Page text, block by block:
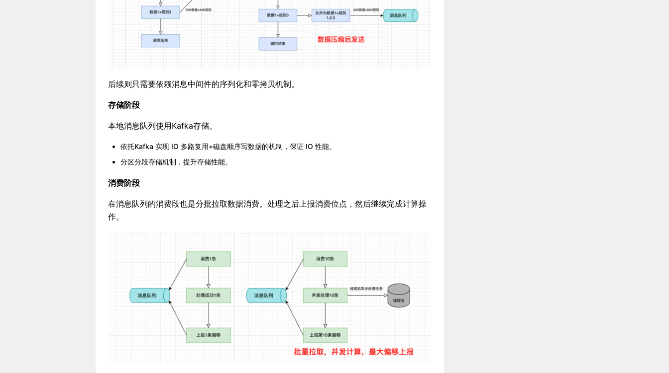
后续则只需要依赖消息中间件的序列化和零拷贝机制。
存储阶段
本地消息队列使用Kafka存储。
依托Kafka 实现 IO 多路复用+磁盘顺序写数据的机制，保证 IO 性能。
分区分段存储机制，提升存储性能。
消费阶段
在消息队列的消费段也是分批拉取数据消费。处理之后上报消费位点，然后继续完成计算操
作。